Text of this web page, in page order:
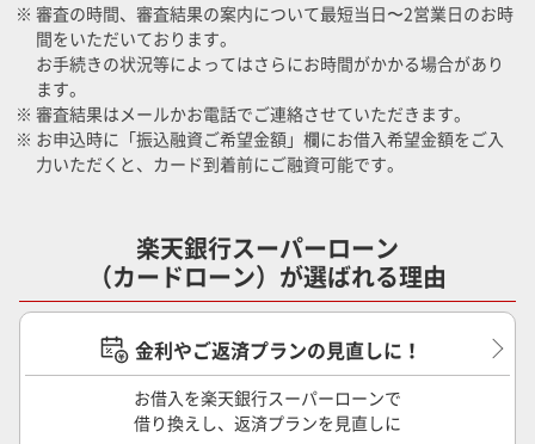
※ 審査の時間、審査結果の案内について最短当日〜2営業日のお時
間をいただいております。
お手続きの状況等によってはさらにお時間がかかる場合があり
ます。
※ 審査結果はメールかお電話でご連絡させていただきます。
※ お申込時に「振込融資ご希望金額」欄にお借入希望金額をご入
力いただくと、カード到着前にご融資可能です。
楽天銀行スーパーローン
（カードローン）が選ばれる理由
金利やご返済プランの見直しに！
お借入を楽天銀行スーパーローンで
借り換えし、返済プランを見直しに